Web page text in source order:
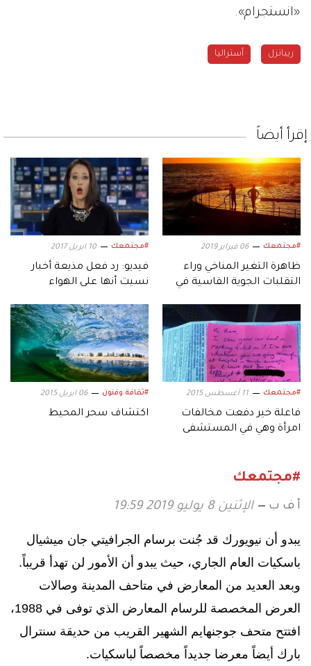
«انستجرام».
ريبانزل أستراليا
إقرأ أيضاً
#مجتمعك 06 فبراير 2019
ظاهرة التغير المناخي وراء
التقلبات الجوية القاسية في
#مجتمعك 10 ابريل 2017
فيديو: رد فعل مذيعة أخبار
نسيت أنها على الهواء
#مجتمعك 11 أغسطس 2015
فاعلة خير دفعت مخالفات
امرأة وهي في المستشفى
#ثقافة وفنون 06 ابريل 2015
اكتشاف سحر المحيط
#مجتمعك
أ ف ب الإثنين 8 يوليو 2019 19:59
يبدو أن نيويورك قد جُنت برسام الجرافيتي جان ميشيال
باسكيات العام الجاري، حيث يبدو أن الأمور لن تهدأ قريباً.
وبعد العديد من المعارض في متاحف المدينة وصالات
العرض المخصصة للرسام المعارض الذي توفى في 1988،
افتتح متحف جوجنهايم الشهير القريب من حديقة سنترال
بارك أيضاً معرضا جديداً مخصصاً لباسكيات.